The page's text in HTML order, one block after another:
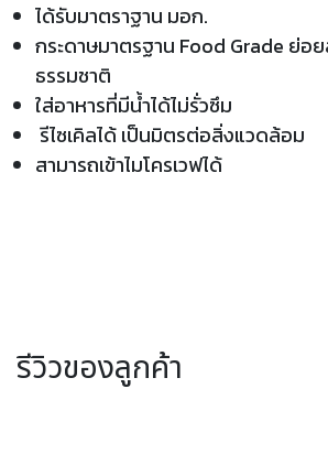
ได้รับมาตราฐาน มอก.
กระดาษมาตรฐาน Food Grade ย่อ
ธรรมชาติ
ใส่อาหารที่มีน้ำได้ไม่รั่วซึม
รีไซเคิลได้ เป็นมิตรต่อสิ่งแวดล้อม
สามารถเข้าไมโครเวฟได้
รีวิวของลูกค้า